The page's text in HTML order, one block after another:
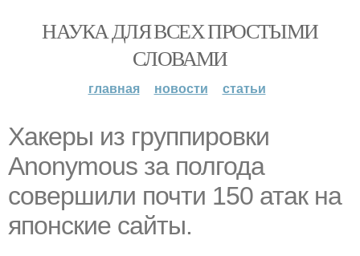
НАУКА ДЛЯ ВСЕХ ПРОСТЫМИ
СЛОВАМИ
главная новости статьи
Хакеры из группировки
Anonymous за полгода
совершили почти 150 атак на
японские сайты.